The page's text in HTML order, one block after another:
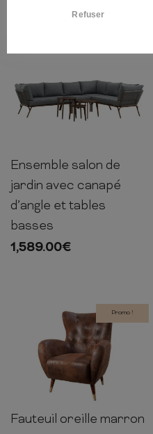
Refuser
Ensemble salon de
jardin avec canapé
d’angle et tables
basses
1,589.00€
Promo !
106cm 88cm 90cm
Fauteuil oreille marron